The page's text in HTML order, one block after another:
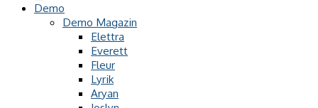
Demo
Demo Magazin
Elettra
Everett
Fleur
Lyrik
Aryan